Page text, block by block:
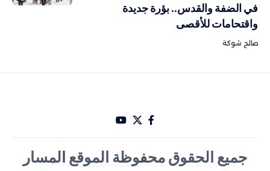
في الضفة والقدس.. بؤرة جديدة
واقتحامات للأقصى
صالح شوكة
جميع الحقوق محفوظة الموقع المسار